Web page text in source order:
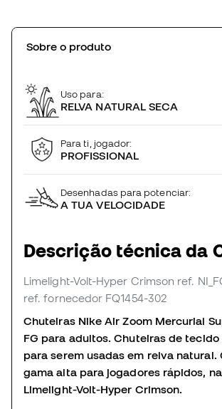
Sobre o produto
Uso para:
RELVA NATURAL SECA
Para ti, jogador:
PROFISSIONAL
Desenhadas para potenciar:
A TUA VELOCIDADE
Descrição técnica da
Limelight-Volt-Hyper Crimson ref.
ref. fornecedor FQ1454-302
Chuteiras Nike Air Zoom Mercurial
FG para adultos. Chuteiras de tecido
para serem usadas em relva natural.
gama alta para jogadores rápidos,
Limelight-Volt-Hyper Crimson.